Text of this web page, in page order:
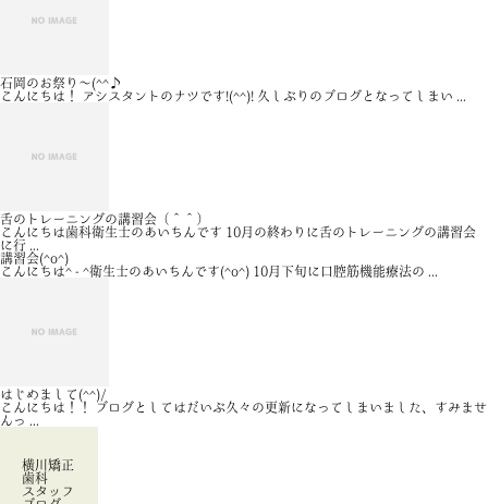
石岡のお祭り～(^^♪
こんにちは！ アシスタントのナツです!(^^)! 久しぶりのブログとなってしまい ...
舌のトレーニングの講習会（＾＾）
こんにちは歯科衛生士のあいちんです 10月の終わりに舌のトレーニングの講習会
に行 ...
講習会(^o^)
こんにちは^ - ^衛生士のあいちんです(^o^) 10月下旬に口腔筋機能療法の ...
はじめまして(^^)/
こんにちは！！ ブログとしてはだいぶ久々の更新になってしまいました、すみませ
んっ ...
横川矯正
歯科
スタッフ